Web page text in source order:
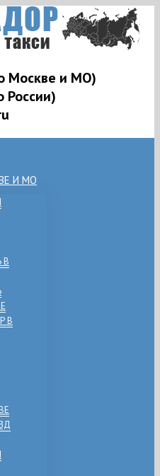
Москве и МО)
России)
И МО
В
В